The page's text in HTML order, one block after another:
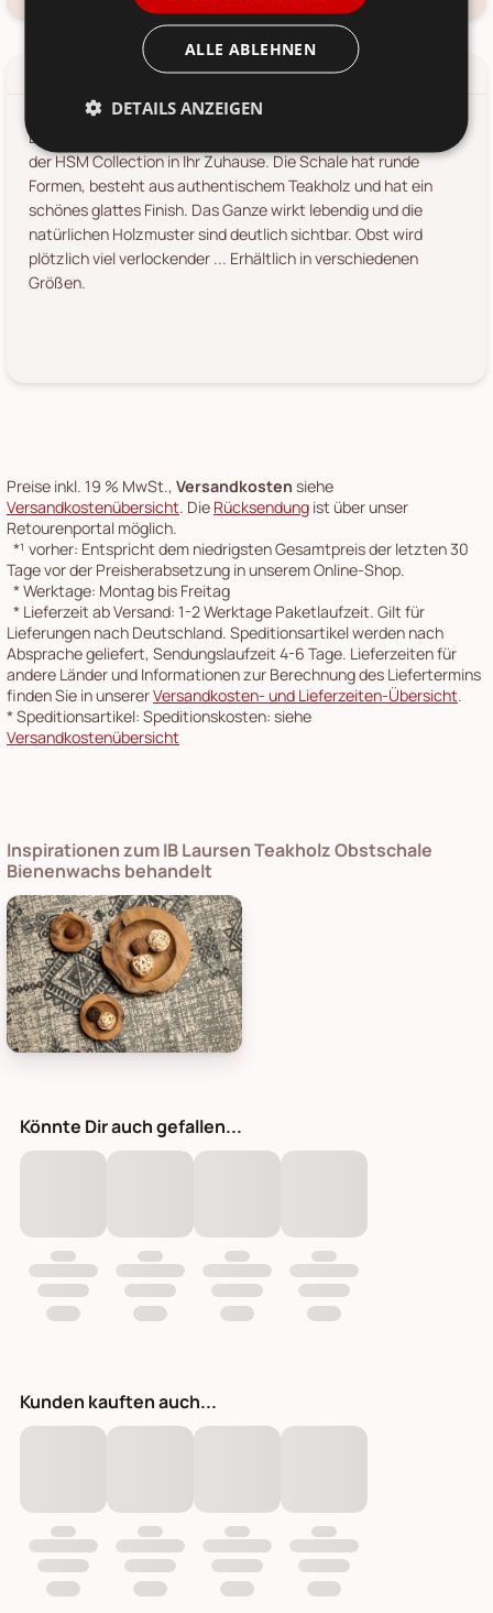
Produkt-/Sicherheitshinweise
Bringen Sie die Natur mit dieser einzigartigen Obstschale aus
der HSM Collection in Ihr Zuhause. Die Schale hat runde
Formen, besteht aus authentischem Teakholz und hat ein
schönes glattes Finish. Das Ganze wirkt lebendig und die
natürlichen Holzmuster sind deutlich sichtbar. Obst wird
plötzlich viel verlockender ... Erhältlich in verschiedenen
Größen.
Preise inkl. 19 % MwSt., Versandkosten siehe
Versandkostenübersicht. Die Rücksendung ist über unser
Retourenportal möglich.
*¹ vorher: Entspricht dem niedrigsten Gesamtpreis der letzten 30
Tage vor der Preisherabsetzung in unserem Online-Shop.
*Werktage: Montag bis Freitag
* Lieferzeit ab Versand: 1-2 Werktage Paketlaufzeit. Gilt für
Lieferungen nach Deutschland. Speditionsartikel werden nach
Absprache geliefert, Sendungslaufzeit 4-6 Tage. Lieferzeiten für
andere Länder und Informationen zur Berechnung des Liefertermins
finden Sie in unsererVersandkosten- und Lieferzeiten-Übersicht.
*Speditionsartikel: Speditionskosten: siehe
Versandkostenübersicht
Teakholz Obstschale Bienenwachs behandelt natur Ø 30-35 cm
Inspirationen zum IB Laursen Teakholz Obstschale
Bienenwachs behandelt
Könnte Dir auch gefallen...
Kunden kauften auch...
ALLE ABLEHNEN
DETAILS ANZEIGEN